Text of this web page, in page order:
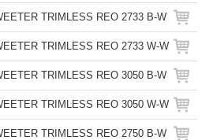
TRIMLESS REO 2733 B-W
TRIMLESS REO 2733 W-W
TRIMLESS REO 3050 B-W
TRIMLESS REO 3050 W-W
TRIMLESS REO 2750 B-W